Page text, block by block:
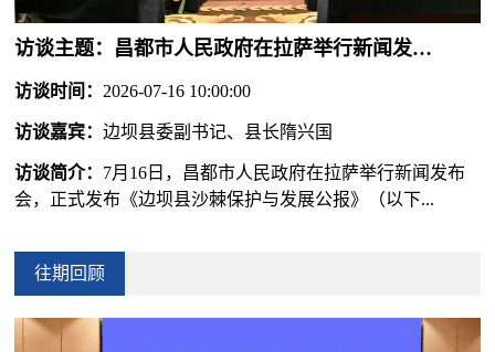
访谈主题： 昌都市人民政府在拉萨举行新闻发布会，正式发布《边坝县沙棘保护与发展公报》
访谈时间： 2026-07-16 10:00:00
访谈嘉宾：边坝县委副书记、县长隋兴国
访谈简介： 7月16日，昌都市人民政府在拉萨举行新闻发布
会，正式发布《边坝县沙棘保护与发展公报》（以下...
往期回顾